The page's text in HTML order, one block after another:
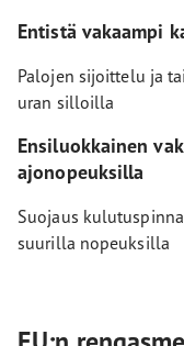
Entistä vakaampi
Palojen sijoittelu ja
uran silloilla
Ensiluokkainen
ajonopeuksilla
Suojaus
suurilla nopeuksilla